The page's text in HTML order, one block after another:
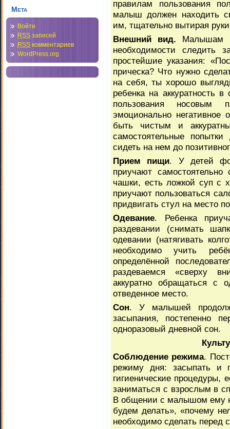
Мета
Войти
RSS записей
RSS комментариев
WordPress.org
правилам пользования
малыш должен находить
им, тщательно вытирая
Внешний вид. Малышам
необходимости следить
простейшие указания:
прическа? Что нужно
на себя, ты хорошо
ребенка на аккуратность
пользования
эмоционально негативное
быть чистым и
самостоятельные
сидеть на нем до
Прием пищи. У детей
приучают
чашки, есть ложкой суп с
приучают пользоваться
придвигать стул на место
Одевание. Ребенка
раздевании (снимать
одевании (натягивать
необходимо учить
определённой
раздеваемся «сверху
аккуратно обращаться с
отведенное место.
Сон. У малышей
засыпания, постепенно
одноразовый дневной сон.
Соблюдение режима.
режиму дня: засыпать и
гигиенические процедуры,
заниматься с взрослым в
В общении с малышом ему
будем делать», «почему
необходимо сделать перед